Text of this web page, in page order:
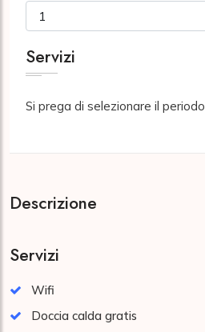
Servizi
Si prega di selezionare il periodo
Descrizione
Servizi
Wifi
Doccia calda gratis